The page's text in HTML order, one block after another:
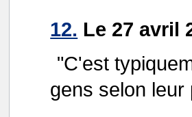
12. Le 27 avril
"C'est
gens selon leur